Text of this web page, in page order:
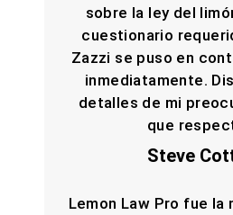
sobre la ley del
cuestionario
Zazzi se puso en
inmediatamente.
detalles de mi
que
Steve
Lemon Law Pro fue la